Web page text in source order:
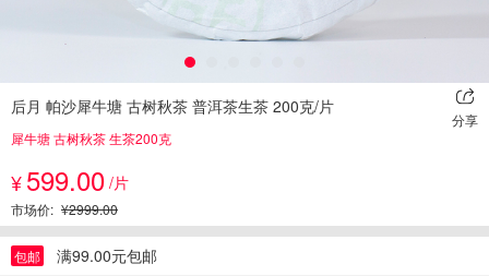
后月 帕沙犀牛塘 古树秋茶 普洱茶生茶 200克/片
分享
犀牛塘 古树秋茶 生茶200克
¥599.00 /片
市场价: ¥2999.00
包邮
满99.00元包邮